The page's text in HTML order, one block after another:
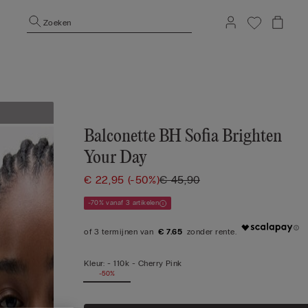
Zoeken
Balconette BH Sofia Brighten
Your Day
€ 22,95 (-50%)€ 45,90
-70% vanaf 3 artikelen
€ 7.65
Kleur: -110k - Cherry Pink
-50%